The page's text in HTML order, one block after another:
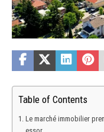
Table of Contents
Le marché immobilier